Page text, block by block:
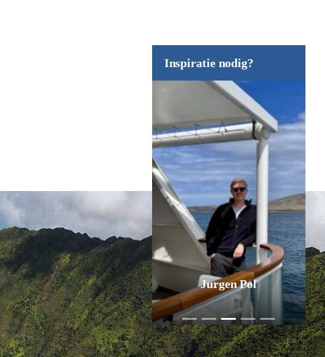
Inspiratie nodig?
Jurgen Pol